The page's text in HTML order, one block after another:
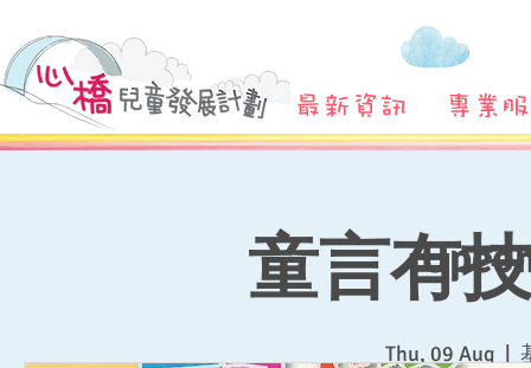
最新資訊 專業
童言有
Thu, 09 Aug